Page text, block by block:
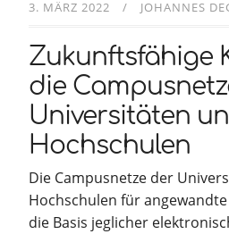
3. MÄRZ 2022 JOHANNES
Zukunftsfähige
die
Universitäten
Hochschulen
Die Campusnetze der
Hochschulen für
die Basis jeglicher